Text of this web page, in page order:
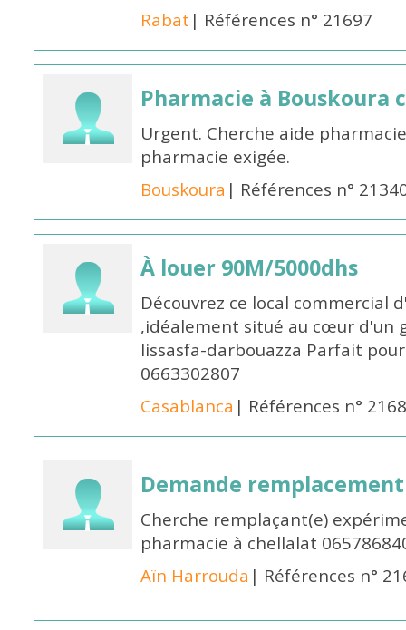
Rabat | Références n° 21697
Pharmacie à Bouskoura
Urgent. Cherche aide
pharmacie exigée.
Bouskoura | Références n°
À louer 90M/5000dhs
Découvrez ce local commercial
,idéalement situé au cœur d'un
lissasfa-darbouazza Parfait
0663302807
Casablanca | Références n°
Demande remplacement
Cherche remplaçant(e)
pharmacie à chellalat
Aïn Harrouda | Références n°